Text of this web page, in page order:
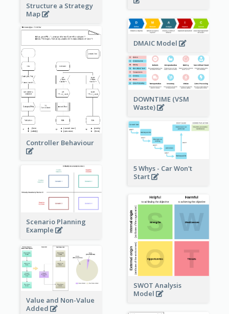
Structure a Strategy
Map
DMAIC Model
Controller Behaviour
DOWNTIME (VSM
Waste)
5 Whys - Car Won't
Start
Scenario Planning
Example
SWOT Analysis
Model
Value and Non-Value
Added